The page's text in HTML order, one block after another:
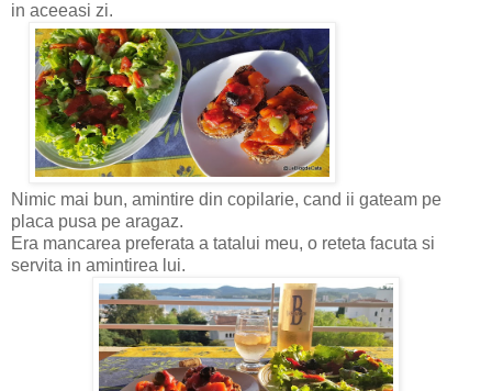
in aceeasi zi.
Nimic mai bun, amintire din copilarie, cand ii gateam pe
placa pusa pe aragaz.
Era mancarea preferata a tatalui meu, o reteta facuta si
servita in amintirea lui.